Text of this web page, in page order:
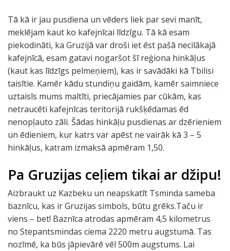
Tā kā ir jau pusdiena un vēders liek par sevi manīt,
meklējam kaut ko kafejnīcai līdzīgu. Tā kā esam
piekodināti, ka Gruzijā var droši iet ēst pašā necilākajā
kafejnīcā, esam gatavi nogaršot šī reģiona hinkāļus
(kaut kas līdzīgs pelmeņiem), kas ir savādāki kā Tbilisi
taisītie. Kamēr kādu stundiņu gaidām, kamēr saimniece
uztaisīs mums maltīti, priecājamies par cūkām, kas
netraucēti kafejnīcas teritorijā rukšķēdamas ēd
nenopļauto zāli. Šādas hinkāļu pusdienas ar dzērieniem
un ēdieniem, kur katrs var apēst ne vairāk kā 3 – 5
hinkāļus, katram izmaksā apmēram 1,50.
Pa Gruzijas ceļiem tikai ar džipu!
Aizbraukt uz Kazbeku un neapskatīt Tsminda sameba
baznīcu, kas ir Gruzijas simbols, būtu grēks.Taču ir
viens – bet! Baznīca atrodas apmēram 4,5 kilometrus
no Stepantsmindas ciema 2220 metru augstumā. Tas
nozīmē, ka būs jāpievārē vēl 500m augstums. Lai